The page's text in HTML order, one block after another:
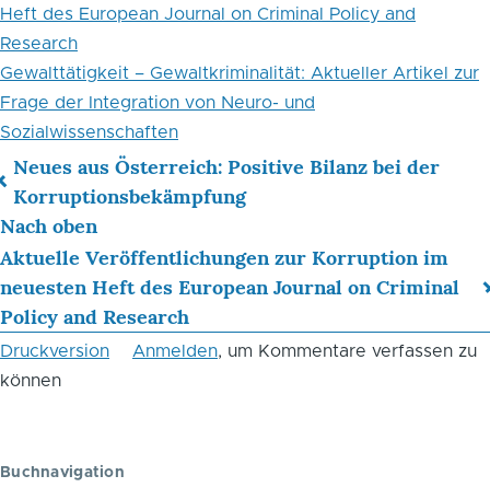
Heft des European Journal on Criminal Policy and
Research
Gewalttätigkeit – Gewaltkriminalität: Aktueller Artikel zur
Frage der Integration von Neuro- und
Sozialwissenschaften
Links
für
das
Blättern
im
Buch
2016
Neues aus Österreich: Positive Bilanz bei der
Korruptionsbekämpfung
Nach oben
Aktuelle Veröffentlichungen zur Korruption im
neuesten Heft des European Journal on Criminal
Policy and Research
Druckversion Anmelden, um Kommentare verfassen zu
können
Buchnavigation